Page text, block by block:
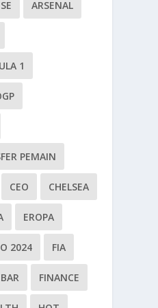
ARSENAL
1
PEMAIN
CEO CHELSEA
EROPA
2024 FIA
FINANCE